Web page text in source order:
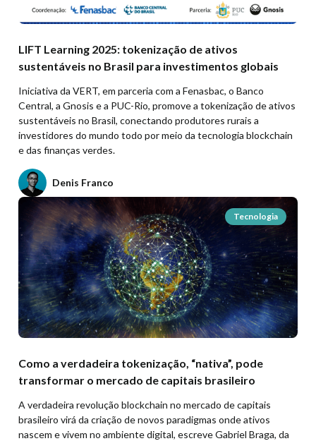
LIFT Learning 2025: tokenização de ativos
sustentáveis no Brasil para investimentos globais
Iniciativa da VERT, em parceria com a Fenasbac, o Banco
Central, a Gnosis e a PUC-Rio, promove a tokenização de ativos
sustentáveis no Brasil, conectando produtores rurais a
investidores do mundo todo por meio da tecnologia blockchain
e das finanças verdes.
Denis Franco
Tecnologia
Como a verdadeira tokenização, “nativa”, pode
transformar o mercado de capitais brasileiro
A verdadeira revolução blockchain no mercado de capitais
brasileiro virá da criação de novos paradigmas onde ativos
nascem e vivem no ambiente digital, escreve Gabriel Braga, da